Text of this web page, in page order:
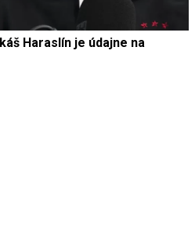
Haraslín je údajne na